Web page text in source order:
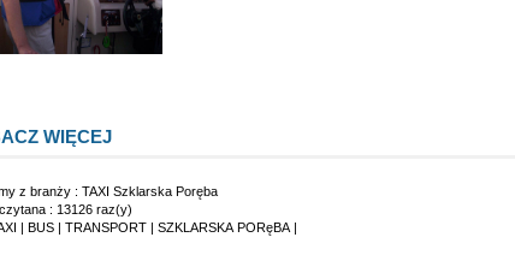
WIĘCEJ
z branży : TAXI Szklarska Poręba
: 13126 raz(y)
| BUS | TRANSPORT | SZKLARSKA PORęBA |